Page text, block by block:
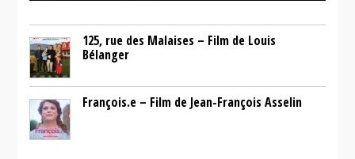
125, rue des Malaises – Film de Louis
Bélanger
François.e – Film de Jean-François Asselin